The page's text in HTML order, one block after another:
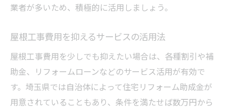
業者が多いため、積極的に活用しましょう。
屋根工事費用を抑えるサービスの活用法
屋根工事費用を少しでも抑えたい場合は、各種割引や補
助金、リフォームローンなどのサービス活用が有効で
す。埼玉県では自治体によって住宅リフォーム助成金が
用意されていることもあり、条件を満たせば数万円から